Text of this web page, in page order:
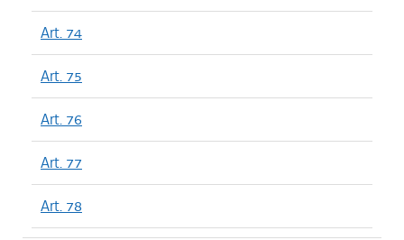
Art. 74
Art. 75
Art. 76
Art. 77
Art. 78